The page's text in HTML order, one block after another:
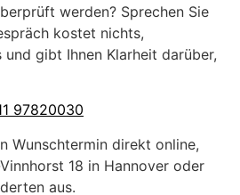
werden? Sprechen Sie
kostet nichts,
gibt Ihnen Klarheit darüber,
97820030
Wunschtermin direkt online,
18 in Hannover oder
aus.